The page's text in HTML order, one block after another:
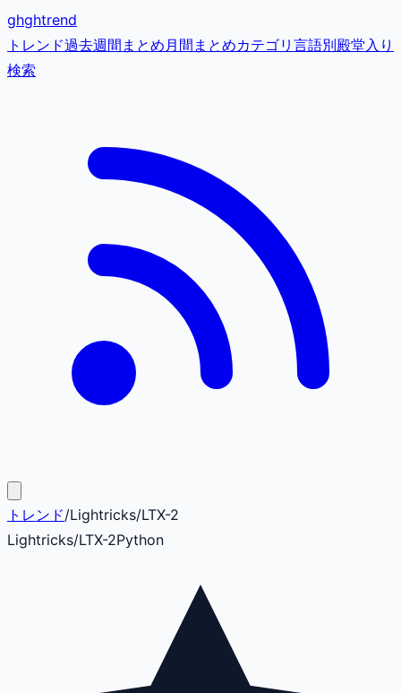
ghghtrend
トレンド過去週間まとめ月間まとめカテゴリ 言語別殿堂入り
検索
トレンド/Lightricks/LTX-2
Lightricks/LTX-2Python